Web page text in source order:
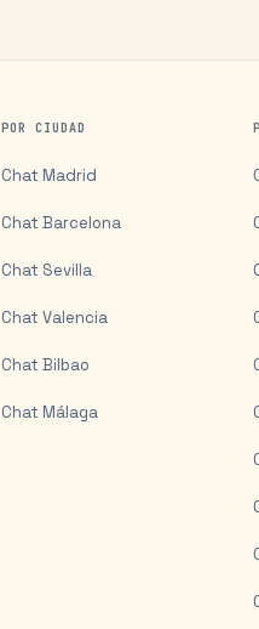
POR CIUDAD
Chat Madrid
Chat Barcelona
Chat Sevilla
Chat Valencia
Chat Bilbao
Chat Málaga